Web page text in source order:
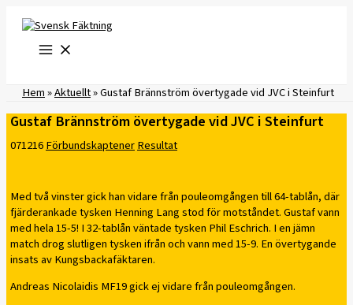
innehåll
Hem»Aktuellt»Gustaf Brännström övertygade vid JVC i Steinfurt
Gustaf Brännström övertygade vid JVC i Steinfurt
071216FörbundskaptenerResultat
Med två vinster gick han vidare från pouleomgången till 64-tablån, där
fjärderankade tysken Henning Lang stod för motståndet. Gustaf vann
med hela 15-5! I 32-tablån väntade tysken Phil Eschrich. I en jämn
match drog slutligen tysken ifrån och vann med 15-9. En övertygande
insats av Kungsbackafäktaren.
Andreas Nicolaidis MF19 gick ej vidare från pouleomgången.